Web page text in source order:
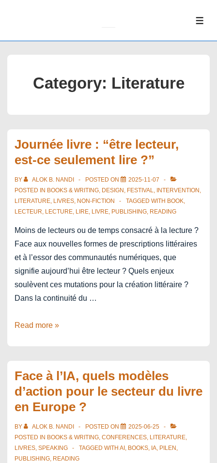
Category: Literature
Journée livre : “être lecteur,
est-ce seulement lire ?”
BY ALOK B. NANDI POSTED ON
2025-11-07
POSTED IN BOOKS & WRITING, DESIGN , FESTIVAL, INTERVENTION ,
LITERATURE, LIVRES, NON-FICTION TAGGED WITH BOOK,
LECTEUR, LECTURE, LIRE, LIVRE, PUBLISHING, READING
Moins de lecteurs ou de temps consacré à la lecture ?
Face aux nouvelles formes de prescriptions littéraires
et à l’essor des communautés numériques, que
signifie aujourd’hui être lecteur ? Quels enjeux
soulèvent ces mutations pour la création littéraire ?
Dans la continuité du …
Journée
lecteur,
est-
ce
lire
?”
Read more »
Face à l’IA, quels modèles
d’action pour le secteur du livre
en Europe ?
BY ALOK B. NANDI POSTED ON
2025-06-25
POSTED IN BOOKS & WRITING, CONFERENCES, LITERATURE,
LIVRES, SPEAKING TAGGED WITH AI , BOOKS, IA, PILEN ,
PUBLISHING, READING